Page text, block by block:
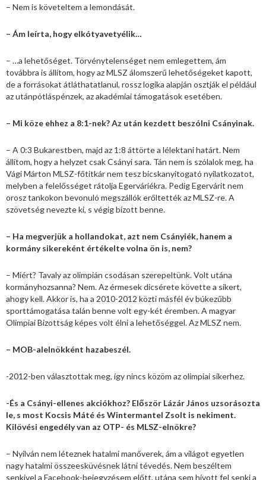
– Nem is követeltem a lemondását.
– Ám leírta, hogy elkótyavetyélik…
– …a lehetőséget. Törvénytelenséget nem emlegettem, ám
továbbra is állítom, hogy az MLSZ álomszerű lehetőségeket kapott,
de a forrásokat átláthatatlanul, rossz logika alapján osztják el például
az utánpótláspénzek, az akadémiai támogatások esetében.
– Mi köze ehhez a 8:1-nek? Az után kezdett beszólni Csányinak.
– A 0:3 Bukarestben, majd az 1:8 áttörte a lélektani határt. Nem
állítom, hogy a helyzet csak Csányi sara. Tán nem is szólalok meg, ha
Vági Márton MLSZ-főtitkár nem tesz bicskanyitogató nyilatkozatot,
melyben a felelősséget rátolja Egerváriékra. Pedig Egervárit nem
orosz tankokon bevonuló megszállók erőltették az MLSZ-re. A
szövetség nevezte ki, s végig bízott benne.
– Ha megverjük a hollandokat, azt nem Csányiék, hanem a
kormány sikereként értékelte volna ön is, nem?
– Miért? Tavaly az olimpián csodásan szerepeltünk. Volt utána
kormányhozsanna? Nem. Az érmesek dicsérete követte a sikert,
ahogy kell. Akkor is, ha a 2010-2012 közti másfél év búkezűbb
sporttámogatása talán benne volt egy-két éremben. A magyar
Olimpiai Bizottság képes volt élni a lehetőséggel. Az MLSZ nem.
– MOB-alelnökként hazabeszél.
-2012-ben választottak meg, így nincs közöm az olimpiai sikerhez.
-És a Csányi-ellenes akciókhoz? Először Lázár János uzsorásozta
le, s most Kocsis Máté és Wintermantel Zsolt is nekiment.
Kilövési engedély van az OTP- és MLSZ-elnökre?
– Nyilván nem léteznek hatalmi manőverek, ám a világot egyetlen
nagy hatalmi összeesküvésnek látni tévedés. Nem beszéltem
senkivel a Facebook-bejegyzésem előtt, utána sem hívott fel senki a